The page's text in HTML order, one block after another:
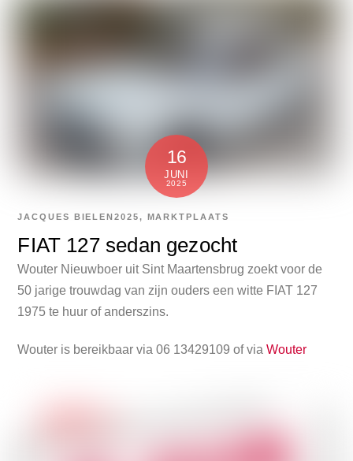
16
JUNI
2025
FIAT 127 sedan gezocht
JACQUES BIELEN2025, MARKTPLAATS
Wouter Nieuwboer uit Sint Maartensbrug zoekt voor de
50 jarige trouwdag van zijn ouders een witte FIAT 127
1975 te huur of anderszins.
Wouter is bereikbaar via 06 13429109 of viaWouter